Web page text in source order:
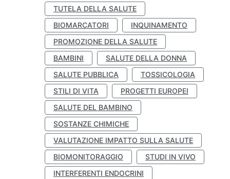
TUTELA DELLA SALUTE
BIOMARCATORI
INQUINAMENTO
PROMOZIONE DELLA SALUTE
BAMBINI
SALUTE DELLA DONNA
SALUTE PUBBLICA
TOSSICOLOGIA
STILI DI VITA
PROGETTI EUROPEI
SALUTE DEL BAMBINO
SOSTANZE CHIMICHE
VALUTAZIONE IMPATTO SULLA SALUTE
BIOMONITORAGGIO
STUDI IN VIVO
INTERFERENTI ENDOCRINI